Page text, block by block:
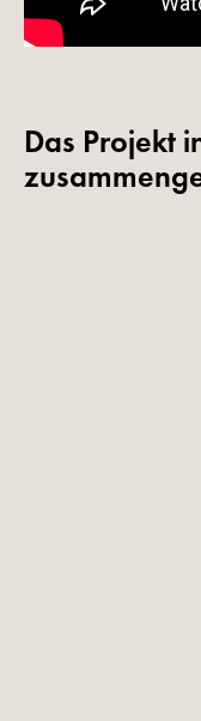
Das Projekt